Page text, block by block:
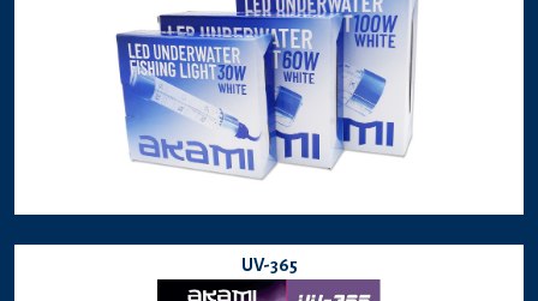
UV-365